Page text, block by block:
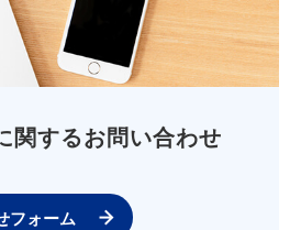
関するお問い合わせ
フォーム